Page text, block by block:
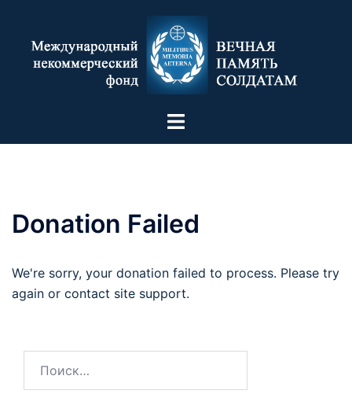
Donation Failed
We're sorry, your donation failed to process. Please try
again or contact site support.